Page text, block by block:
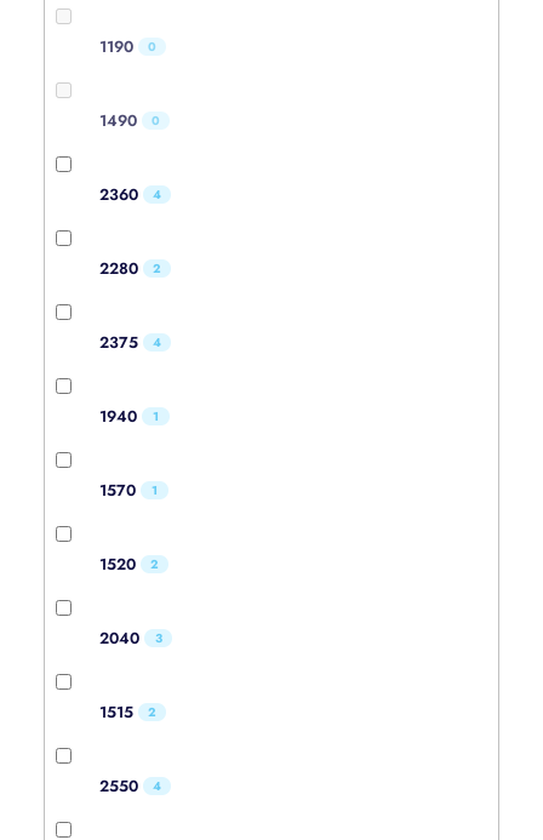
1190 0
1490 0
2360 4
2280 2
2375 4
1940 1
1570 1
1520 2
2040 3
1515 2
2550 4